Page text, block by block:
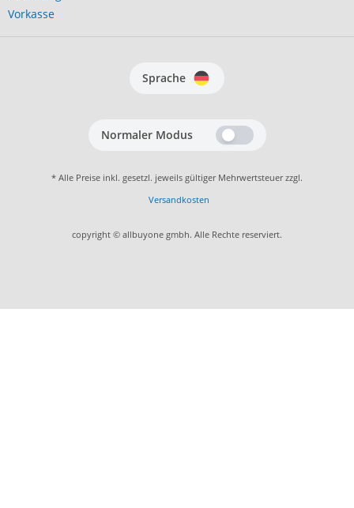
Vorkasse
Sprache
Normaler Modus
* Alle Preise inkl. gesetzl. jeweils gültiger Mehrwertsteuer zzgl.
Versandkosten
copyright © allbuyone gmbh. Alle Rechte reserviert.